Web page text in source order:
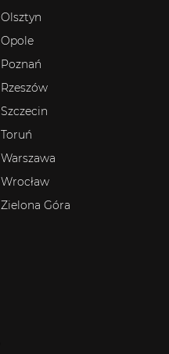
Olsztyn
Opole
Poznań
Rzeszów
Szczecin
Toruń
Warszawa
Wrocław
Zielona Góra